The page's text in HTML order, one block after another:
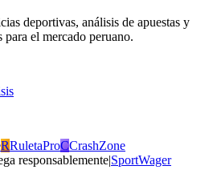
deportivas, análisis de apuestas y
para el mercado peruano.
RRuletaProCCrashZone
responsablemente|SportWager